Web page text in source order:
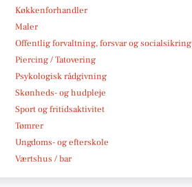
Køkkenforhandler
Maler
Offentlig forvaltning, forsvar og socialsikring
Piercing / Tatovering
Psykologisk rådgivning
Skønheds- og hudpleje
Sport og fritidsaktivitet
Tømrer
Ungdoms- og efterskole
Værtshus / bar